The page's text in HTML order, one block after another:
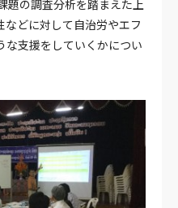
題の調査分析を踏まえた上
どに対して自治労やエフ
な支援をしていくかについ